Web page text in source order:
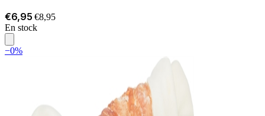
€6,95 €8,95
En stock
−0%